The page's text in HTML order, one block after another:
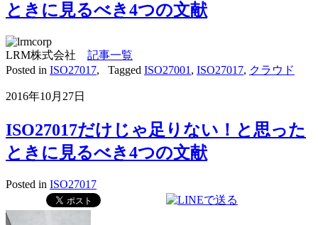
ときに見るべき4つの文献
LRM株式会社 記事一覧
Posted in ISO27017, Tagged ISO27001 , ISO27017, クラウド
2016年10月27日
ISO27017だけじゃ足りない！と思った
ときに見るべき4つの文献
Posted in ISO27017